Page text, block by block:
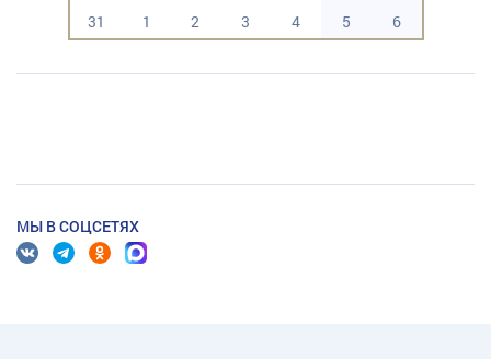
31
1 2 3 4 5 6
МЫ В СОЦСЕТЯХ